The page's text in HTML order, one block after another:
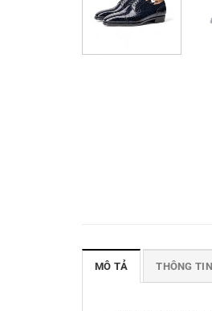
MÔ TẢ THÔNG